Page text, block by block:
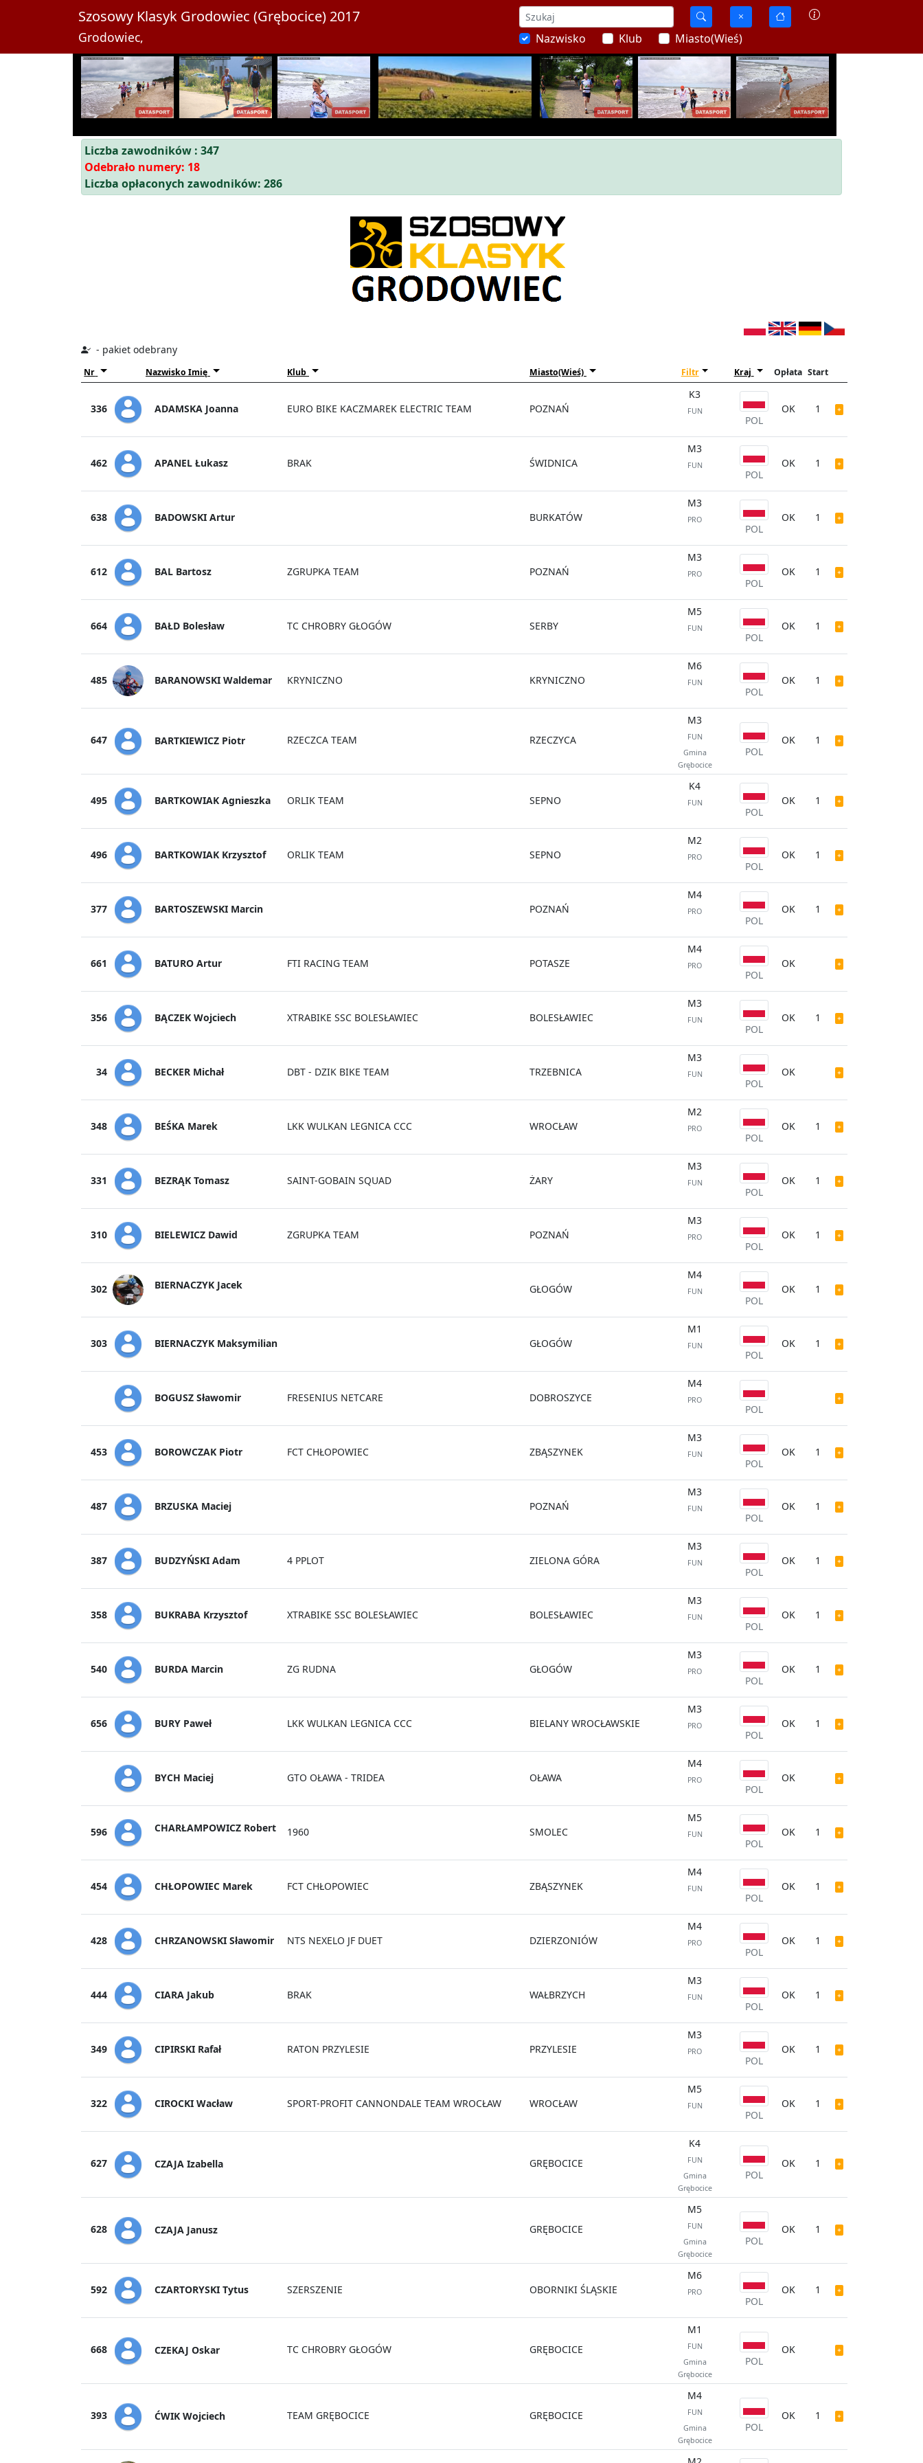
Szosowy Klasyk Grodowiec (Grębocice) 2017
Grodowiec, Nazwisko Klub Miasto(Wieś)
Liczba zawodników : 347
Odebrało numery: 18
Liczba opłaconych zawodników: 286
- pakiet odebrany
Nr Nazwisko Imię Klub Miasto(Wieś) Filtr Kraj Opłata Start
336 ADAMSKA Joanna EURO BIKE KACZMAREK ELECTRIC TEAM POZNAŃ
K3
FUN
POL
OK 1
462 APANEL Łukasz BRAK ŚWIDNICA
M3
FUN
POL
OK 1
638 BADOWSKI Artur BURKATÓW
M3
PRO
POL
OK 1
612 BAL Bartosz ZGRUPKA TEAM POZNAŃ
M3
PRO
POL
OK 1
664 BAŁD Bolesław TC CHROBRY GŁOGÓW SERBY
M5
FUN
POL
OK 1
485 BARANOWSKI Waldemar KRYNICZNO KRYNICZNO
M6
FUN
POL
OK 1
647 BARTKIEWICZ Piotr RZECZCA TEAM RZECZYCA
M3
FUN
Gmina
Grębocice
POL
OK 1
495 BARTKOWIAK Agnieszka ORLIK TEAM SEPNO
K4
FUN
POL
OK 1
496 BARTKOWIAK Krzysztof ORLIK TEAM SEPNO
M2
PRO
POL
OK 1
377 BARTOSZEWSKI Marcin POZNAŃ
M4
PRO
POL
OK 1
661 BATURO Artur FTI RACING TEAM POTASZE
M4
PRO
POL
OK
356 BĄCZEK Wojciech XTRABIKE SSC BOLESŁAWIEC BOLESŁAWIEC
M3
FUN
POL
OK 1
34 BECKER Michał DBT - DZIK BIKE TEAM TRZEBNICA
M3
FUN
POL
OK
348 BEŚKA Marek LKK WULKAN LEGNICA CCC WROCŁAW
M2
PRO
POL
OK 1
331 BEZRĄK Tomasz SAINT-GOBAIN SQUAD ŻARY
M3
FUN
POL
OK 1
310 BIELEWICZ Dawid ZGRUPKA TEAM POZNAŃ
M3
PRO
POL
OK 1
302 BIERNACZYK Jacek GŁOGÓW
M4
FUN
POL
OK 1
303 BIERNACZYK Maksymilian GŁOGÓW
M1
FUN
POL
OK 1
BOGUSZ Sławomir FRESENIUS NETCARE DOBROSZYCE
M4
PRO
POL
453 BOROWCZAK Piotr FCT CHŁOPOWIEC ZBĄSZYNEK
M3
FUN
POL
OK 1
487 BRZUSKA Maciej POZNAŃ
M3
FUN
POL
OK 1
387 BUDZYŃSKI Adam 4 PPLOT ZIELONA GÓRA
M3
FUN
POL
OK 1
358 BUKRABA Krzysztof XTRABIKE SSC BOLESŁAWIEC BOLESŁAWIEC
M3
FUN
POL
OK 1
540 BURDA Marcin ZG RUDNA GŁOGÓW
M3
PRO
POL
OK 1
656 BURY Paweł LKK WULKAN LEGNICA CCC BIELANY WROCŁAWSKIE
M3
PRO
POL
OK 1
BYCH Maciej GTO OŁAWA - TRIDEA OŁAWA
M4
PRO
POL
OK
596 CHARŁAMPOWICZ Robert 1960 SMOLEC
M5
FUN
POL
OK 1
454 CHŁOPOWIEC Marek FCT CHŁOPOWIEC ZBĄSZYNEK
M4
FUN
POL
OK 1
428 CHRZANOWSKI Sławomir NTS NEXELO JF DUET DZIERZONIÓW
M4
PRO
POL
OK 1
444 CIARA Jakub BRAK WAŁBRZYCH
M3
FUN
POL
OK 1
349 CIPIRSKI Rafał RATON PRZYLESIE PRZYLESIE
M3
PRO
POL
OK 1
322 CIROCKI Wacław SPORT-PROFIT CANNONDALE TEAM WROCŁAW WROCŁAW
M5
FUN
POL
OK 1
627 CZAJA Izabella GRĘBOCICE
K4
FUN
Gmina
Grębocice
POL
OK 1
628 CZAJA Janusz GRĘBOCICE
M5
FUN
Gmina
Grębocice
POL
OK 1
592 CZARTORYSKI Tytus SZERSZENIE OBORNIKI ŚLĄSKIE
M6
PRO
POL
OK 1
668 CZEKAJ Oskar TC CHROBRY GŁOGÓW GRĘBOCICE
M1
FUN
Gmina
Grębocice
POL
OK
393 ĆWIK Wojciech TEAM GRĘBOCICE GRĘBOCICE
M4
FUN
Gmina
Grębocice
POL
OK 1